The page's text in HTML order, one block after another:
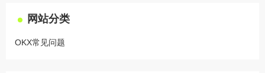
网站分类
OKX常见问题